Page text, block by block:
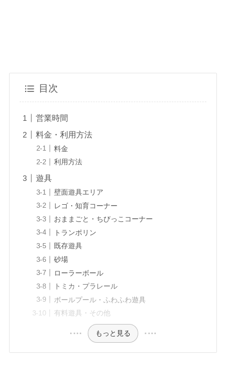
目次
営業時間
料金・利用方法
料金
利用方法
遊具
壁面遊具エリア
レゴ・知育コーナー
おままごと・ちびっこコーナー
トランポリン
既存遊具
砂場
ローラーボール
トミカ・プラレール
ボールプール・ふわふわ遊具
有料遊具・その他
もっと見る